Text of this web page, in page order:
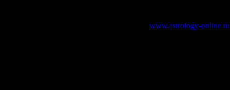
www.astrology-online.ru